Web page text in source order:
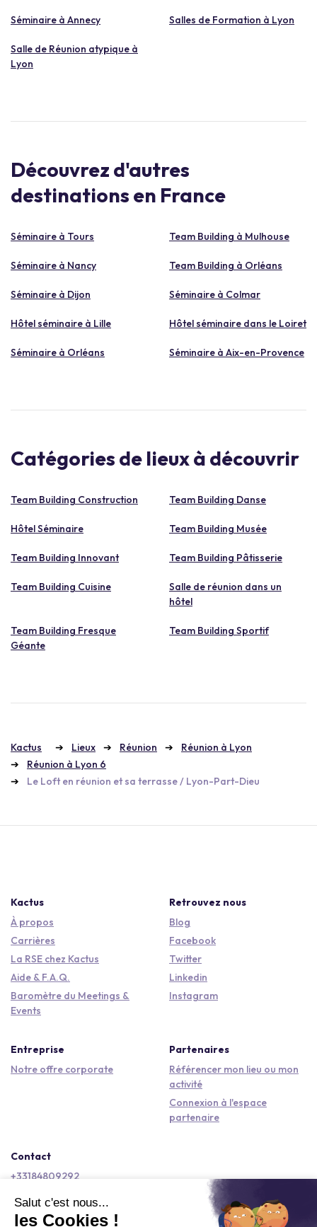
Séminaire à Annecy Salles de Formation à Lyon
Salle de Réunion atypique à
Lyon
Découvrez d'autres
destinations en France
Séminaire à Tours Team Building à Mulhouse
Séminaire à Nancy Team Building à Orléans
Séminaire à Dijon Séminaire à Colmar
Hôtel séminaire à Lille Hôtel séminaire dans le Loiret
Séminaire à Orléans Séminaire à Aix-en-Provence
Catégories de lieux à découvrir
Team Building Construction Team Building Danse
Hôtel Séminaire Team Building Musée
Team Building Innovant Team Building Pâtisserie
Team Building Cuisine
Salle de réunion dans un
hôtel
Team Building Fresque
Géante
Team Building Sportif
Kactus Lieux Réunion
Réunion à Lyon
Réunion à Lyon 6
Le Loft en réunion et sa terrasse / Lyon-Part-Dieu
Kactus
À propos
Carrières
La RSE chez Kactus
Aide & F.A.Q.
Baromètre du Meetings &
Events
Retrouvez nous
Blog
Facebook
Twitter
Linkedin
Instagram
Entreprise
Notre offre corporate
Partenaires
Référencer mon lieu ou mon
activité
Connexion à l'espace
partenaire
Contact
+33184809292